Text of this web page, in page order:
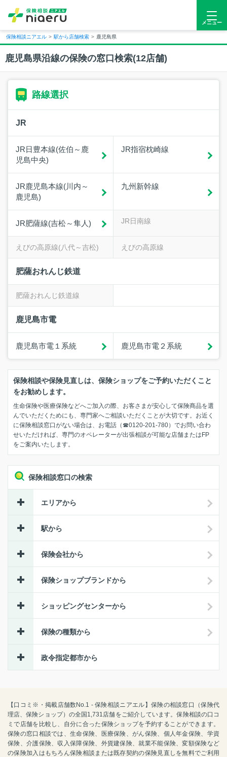
メニュー
保険相談ニアエル > 駅から店舗検索 > 鹿児島県
鹿児島県沿線の保険の窓口検索(12店舗)
路線選択
JR
JR日豊本線(佐伯～鹿
児島中央)
JR指宿枕崎線
JR鹿児島本線(川内～
鹿児島)
九州新幹線
JR肥薩線(吉松～隼人) JR日南線
えびの高原線(八代～吉松) えびの高原線
肥薩おれんじ鉄道
肥薩おれんじ鉄道線
鹿児島市電
鹿児島市電１系統 鹿児島市電２系統
保険相談や保険見直しは、保険ショップをご予約いただくこと
をお勧めします。
生命保険や医療保険などへご加入の際、お客さまが安心して保険商品を選
んでいただくためにも、専門家へご相談いただくことが大切です。お近く
に保険相談窓口がない場合は、お電話（☎0120-201-780）でお問い合わ
せいただければ、専門のオペレーターが出張相談が可能な店舗またはFP
をご案内いたします。
保険相談窓口の検索
エリアから
駅から
保険会社から
保険ショップブランドから
ショッピングセンターから
保険の種類から
政令指定都市から
【口コミ※・掲載店舗数No.1 - 保険相談ニアエル】保険の相談窓口（保険代
理店、保険ショップ）の全国1,731店舗をご紹介しています。保険相談の口コ
ミで店舗を比較し、自分に合った保険ショップを予約することができます。
保険の窓口相談では、生命保険、医療保険、がん保険、個人年金保険、学資
保険、介護保険、収入保障保険、外貨建保険、就業不能保険、変額保険など
の保険加入はもちろん保険相談または既存契約の保険見直しを無料でご利用